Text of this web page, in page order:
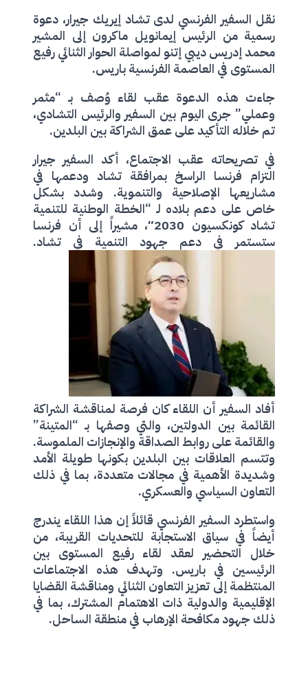
نقل السفير الفرنسي لدى تشاد إيريك جيرار، دعوة
رسمية من الرئيس إيمانويل ماكرون إلى المشير
محمد إدريس ديبي إتنو لمواصلة الحوار الثنائي رفيع
المستوى في العاصمة الفرنسية باريس.
جاءت هذه الدعوة عقب لقاء وُصف بـ “مثمر
وعملي” جرى اليوم بين السفير والرئيس التشادي،
تم خلاله التأكيد على عمق الشراكة بين البلدين.
في تصريحاته عقب الاجتماع، أكد السفير جيرار
التزام فرنسا الراسخ بمرافقة تشاد ودعمها في
مشاريعها الإصلاحية والتنموية. وشدد بشكل
خاص على دعم بلاده لـ “الخطة الوطنية للتنمية
تشاد كونكسيون 2030″، مشيراً إلى أن فرنسا
ستستمر في دعم جهود التنمية في تشاد.
أفاد السفير أن اللقاء كان فرصة لمناقشة الشراكة
القائمة بين الدولتين، والتي وصفها بـ “المتينة”
والقائمة على روابط الصداقة والإنجازات الملموسة.
وتتسم العلاقات بين البلدين بكونها طويلة الأمد
وشديدة الأهمية في مجالات متعددة، بما في ذلك
التعاون السياسي والعسكري.
واستطرد السفير الفرنسي قائلاً إن هذا اللقاء يندرج
أيضاً في سياق الاستجابة للتحديات القريبة، من
خلال التحضير لعقد لقاء رفيع المستوى بين
الرئيسين في باريس. وتهدف هذه الاجتماعات
المنتظمة إلى تعزيز التعاون الثنائي ومناقشة القضايا
الإقليمية والدولية ذات الاهتمام المشترك، بما في
ذلك جهود مكافحة الإرهاب في منطقة الساحل.